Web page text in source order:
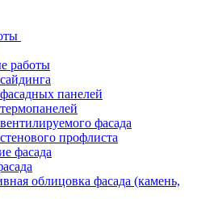
работы
панелей
фасада
профлиста
фасада
облицовка фасада (камень,